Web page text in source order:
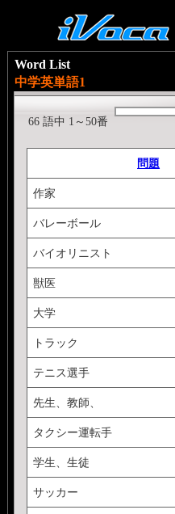
Word List
中学英単語1
66 語中 1～50番
問題
作家
バレーボール
バイオリニスト
獣医
大学
トラック
テニス選手
先生、教師、
タクシー運転手
学生、生徒
サッカー